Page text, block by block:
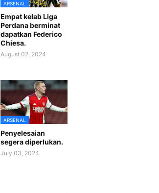
ARSENAL
Empat kelab Liga
Perdana berminat
dapatkan Federico
Chiesa.
August 02, 2024
ARSENAL
Penyelesaian
segera diperlukan.
July 03, 2024